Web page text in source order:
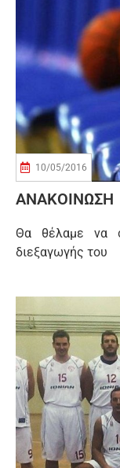
10/05/2016
ΑΝΑΚΟΙΝΩΣΗ
Θα θέλαμε να
διεξαγωγής του